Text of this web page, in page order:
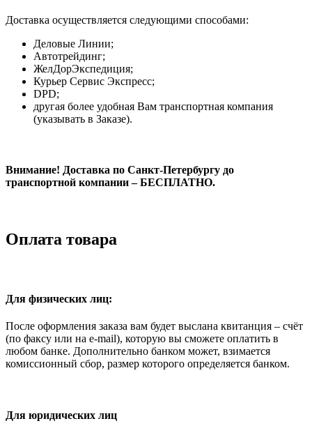
Доставка осуществляется следующими способами:
Деловые Линии;
Автотрейдинг;
ЖелДорЭкспедиция;
Курьер Сервис Экспресс;
DPD;
другая более удобная Вам транспортная компания
(указывать в Заказе).
Внимание! Доставка по Санкт-Петербургу до
транспортной компании – БЕСПЛАТНО.
Оплата товара
Для физических лиц:
После оформления заказа вам будет выслана квитанция – счёт
(по факсу или на e-mail), которую вы сможете оплатить в
любом банке. Дополнительно банком может, взимается
комиссионный сбор, размер которого определяется банком.
Для юридических лиц